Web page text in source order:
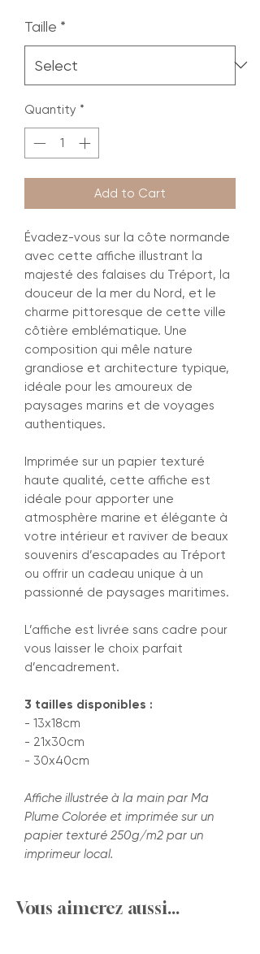
Taille *
Quantity *
Add to Cart
Évadez-vous sur la côte normande
avec cette affiche illustrant la
majesté des falaises du Tréport, la
douceur de la mer du Nord, et le
charme pittoresque de cette ville
côtière emblématique. Une
composition qui mêle nature
grandiose et architecture typique,
idéale pour les amoureux de
paysages marins et de voyages
authentiques.
Imprimée sur un papier texturé
haute qualité, cette affiche est
idéale pour apporter une
atmosphère marine et élégante à
votre intérieur et raviver de beaux
souvenirs d’escapades au Tréport
ou offrir un cadeau unique à un
passionné de paysages maritimes.
L’affiche est livrée sans cadre pour
vous laisser le choix parfait
d’encadrement.
3 tailles disponibles :
- 13x18cm
- 21x30cm
- 30x40cm
Affiche illustrée à la main par Ma
Plume Colorée et imprimée sur un
papier texturé 250g/m2 par un
imprimeur local.
Vous aimerez aussi...